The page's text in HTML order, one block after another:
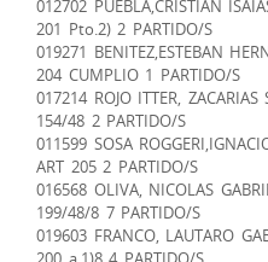
012702 PUEBLA,CRISTIAN
201 Pto.2) 2 PARTIDO/S
019271 BENITEZ,ESTEBAN
204 CUMPLIO 1 PARTIDO/S
017214 ROJO ITTER,
154/48 2 PARTIDO/S
011599 SOSA
ART 205 2 PARTIDO/S
016568 OLIVA, NICOLAS
199/48/8 7 PARTIDO/S
019603 FRANCO, LAUTARO